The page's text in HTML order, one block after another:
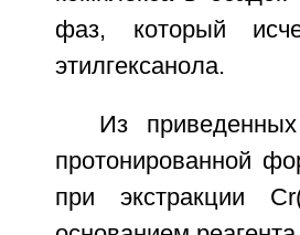
фаз, который
этилгексанола.
Из
протонированной
при экстракции